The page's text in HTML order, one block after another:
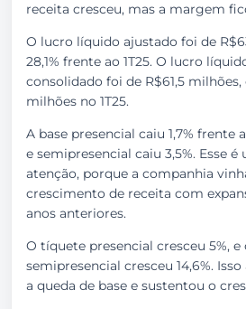
receita cresceu, mas a margem
O lucro líquido ajustado foi de
28,1% frente ao 1T25. O lucro
consolidado foi de R$61,5
milhões no 1T25.
A base presencial caiu 1,7% frente
e semipresencial caiu 3,5%. Esse
atenção, porque a companhia
crescimento de receita com
anos anteriores.
O tíquete presencial cresceu 5%,
semipresencial cresceu 14,6%.
a queda de base e sustentou o